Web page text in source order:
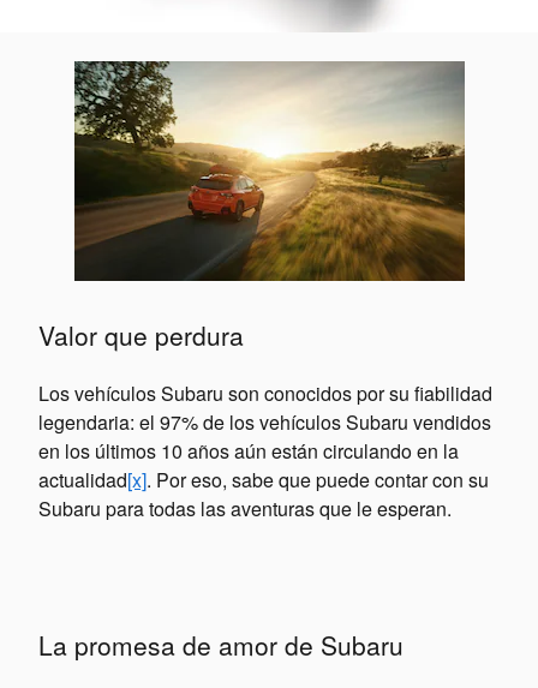
Valor que perdura
Los vehículos Subaru son conocidos por su fiabilidad
legendaria: el 97% de los vehículos Subaru vendidos
en los últimos 10 años aún están circulando en la
actualidad[x]. Por eso, sabe que puede contar con su
Subaru para todas las aventuras que le esperan.
La promesa de amor de Subaru